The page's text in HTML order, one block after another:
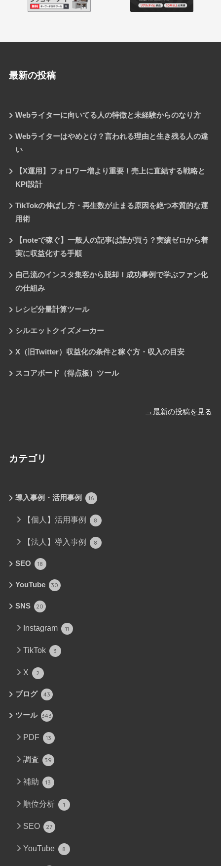
最新の投稿
Webライターに向いてる人の特徴と未経験からのなり方
Webライターはやめとけ？言われる理由と生き残る人の違
い
【X運用】フォロワー増より重要！売上に直結する戦略と
KPI設計
TikTokの伸ばし方・再生数が止まる原因を絶つ本質的な運
用術
【noteで稼ぐ】一般人の記事は誰が買う？実績ゼロから着
実に収益化する手順
自己流のインスタ集客から脱却！成功事例で学ぶファン化
の仕組み
レシピ分量計算ツール
シルエットクイズメーカー
X（旧Twitter）収益化の条件と稼ぐ方・収入の目安
スコアボード（得点板）ツール
→最新の投稿を見る
カテゴリ
導入事例・活用事例 16
【個人】活用事例 8
【法人】導入事例 8
SEO 18
YouTube 30
SNS 20
Instagram 11
TikTok 3
X 2
ブログ 43
ツール 343
PDF 13
調査 39
補助 13
順位分析 1
SEO 27
YouTube 8